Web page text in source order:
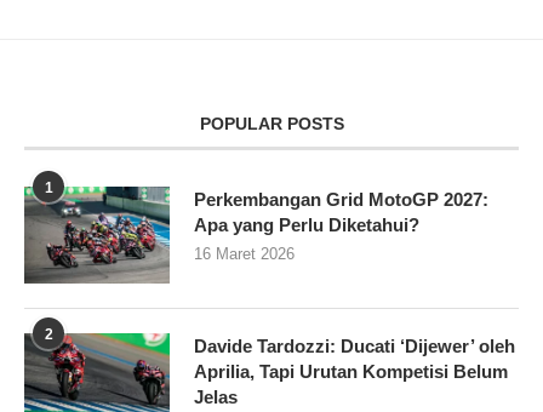
POPULAR POSTS
1
Perkembangan Grid MotoGP 2027:
Apa yang Perlu Diketahui?
16 Maret 2026
2
Davide Tardozzi: Ducati ‘Dijewer’ oleh
Aprilia, Tapi Urutan Kompetisi Belum
Jelas